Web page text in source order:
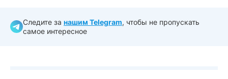
Следите за нашим Telegram, чтобы не пропускать
самое интересное